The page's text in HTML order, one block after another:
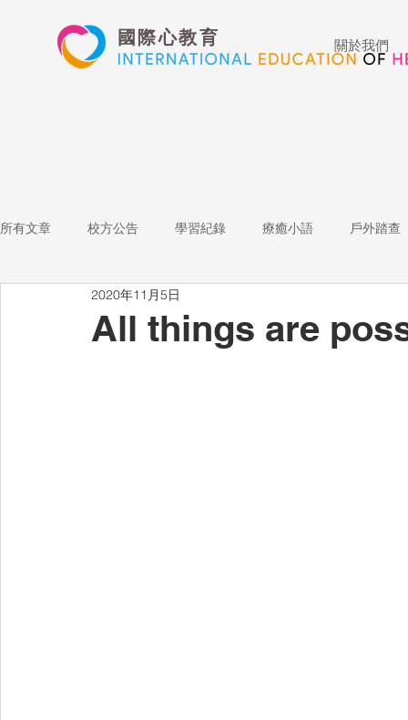
國際心教育 關於我們
所有文章 校方公告 學習紀錄 療癒小語 戶外踏查
表演藝術
All things are
2020年11月5日